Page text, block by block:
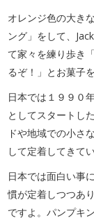
オレンジ色の大き
ング」をして、
て家々を練り歩き
るぞ！」とお菓子
日本では１９９０
としてスタートし
ドや地域での小さ
して定着してきて
日本では面白い事
慣が定着しつつあ
ですよ。パンプキ